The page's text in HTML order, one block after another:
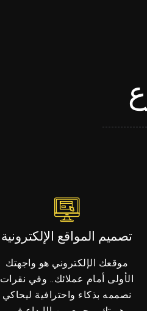
تصميم المواقع الإلكترونية
موقعك الإلكتروني هو واجهتك
الأولى أمام عملائك.. وفي نقرات
نصممه بذكاء واحترافية ليحاكي